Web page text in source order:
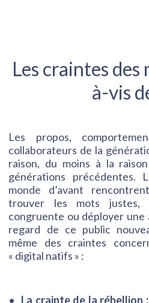
Les craintes des
à-vis
Les propos,
collaborateurs de la
raison, du moins à la
générations précédentes.
monde d’avant
trouver les mots justes,
congruente ou déployer
regard de ce public
même des craintes
« digital natifs » :
La crainte de la rébellion :